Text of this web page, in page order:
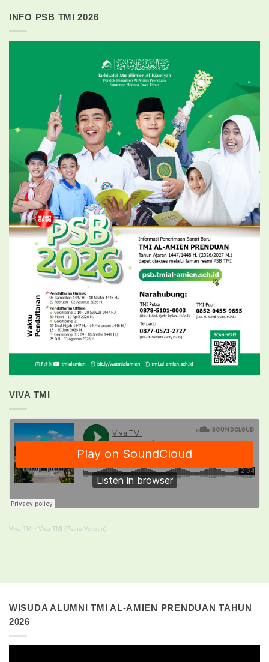
INFO PSB TMI 2026
VIVA TMI
Viva TMI · Viva TMI (Piano Version)
WISUDA ALUMNI TMI AL-AMIEN PRENDUAN TAHUN
2026